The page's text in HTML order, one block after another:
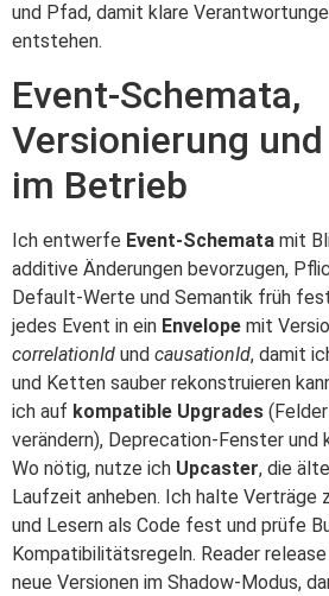
und Pfad, damit klare
entstehen.
Event‑Schemata,
Versionierung
im Betrieb
Ich entwerfe Event‑Schemata mit
additive Änderungen bevorzugen,
Default‑Werte und Semantik früh
jedes Event in ein Envelope mit
correlationId und causationId, damit
und Ketten sauber rekonstruieren
ich auf kompatible Upgrades
verändern), Deprecation‑Fenster und
Wo nötig, nutze ich Upcaster, die
Laufzeit anheben. Ich halte Verträge
und Lesern als Code fest und prüfe
Kompatibilitätsregeln. Reader
neue Versionen im Shadow‑Modus,